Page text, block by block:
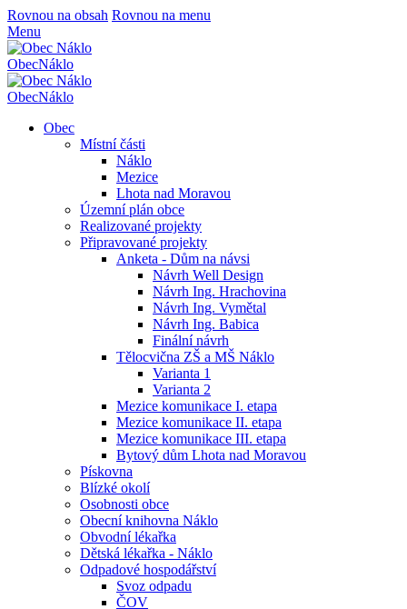
Rovnou na obsah Rovnou na menu
Menu
ObecNáklo
ObecNáklo
Obec
Místní části
Náklo
Mezice
Lhota nad Moravou
Územní plán obce
Realizované projekty
Připravované projekty
Anketa - Dům na návsi
Návrh Well Design
Návrh Ing. Hrachovina
Návrh Ing. Vymětal
Návrh Ing. Babica
Finální návrh
Tělocvična ZŠ a MŠ Náklo
Varianta 1
Varianta 2
Mezice komunikace I. etapa
Mezice komunikace II. etapa
Mezice komunikace III. etapa
Bytový dům Lhota nad Moravou
Pískovna
Blízké okolí
Osobnosti obce
Obecní knihovna Náklo
Obvodní lékařka
Dětská lékařka - Náklo
Odpadové hospodářství
Svoz odpadu
ČOV